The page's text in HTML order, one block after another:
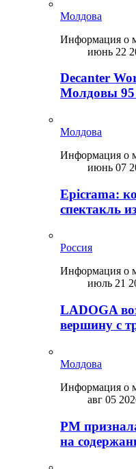
Молдова
Информация о
июнь 22
Decanter
Молдовы 95
Молдова
Информация о
июнь 07
Epicrama:
спектакль
Россия
Информация о
июль 21
LADOGA
вершину с
Молдова
Информация о
авг 05
PM
на